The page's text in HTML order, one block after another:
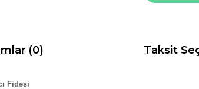
(0) Taksit
Fidesi